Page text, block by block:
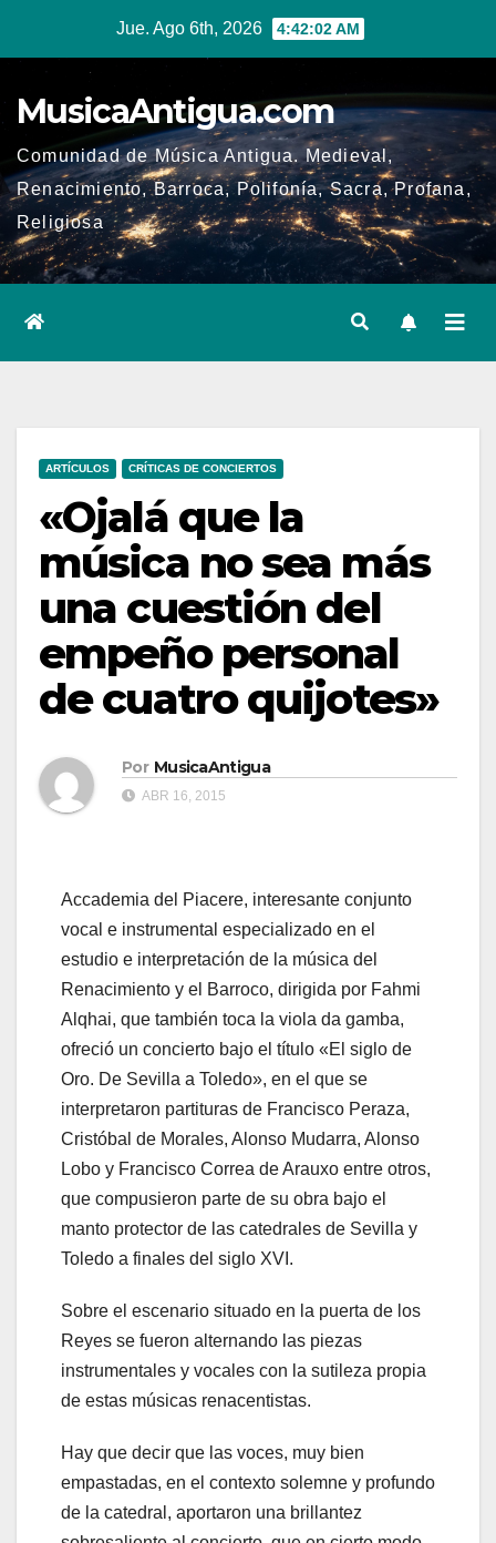
Jue. Ago 6th, 2026 4:42:03 AM
MusicaAntigua.com
Comunidad de Música Antigua. Medieval,
Renacimiento, Barroca, Polifonía, Sacra, Profana,
Religiosa
ARTÍCULOS CRÍTICAS DE CONCIERTOS
«Ojalá que la
música no sea más
una cuestión del
empeño personal
de cuatro quijotes»
Por MusicaAntigua
ABR 16, 2015
Accademia del Piacere, interesante conjunto
vocal e instrumental especializado en el
estudio e interpretación de la música del
Renacimiento y el Barroco, dirigida por Fahmi
Alqhai, que también toca la viola da gamba,
ofreció un concierto bajo el título «El siglo de
Oro. De Sevilla a Toledo», en el que se
interpretaron partituras de Francisco Peraza,
Cristóbal de Morales, Alonso Mudarra, Alonso
Lobo y Francisco Correa de Arauxo entre otros,
que compusieron parte de su obra bajo el
manto protector de las catedrales de Sevilla y
Toledo a finales del siglo XVI.
Sobre el escenario situado en la puerta de los
Reyes se fueron alternando las piezas
instrumentales y vocales con la sutileza propia
de estas músicas renacentistas.
Hay que decir que las voces, muy bien
empastadas, en el contexto solemne y profundo
de la catedral, aportaron una brillantez